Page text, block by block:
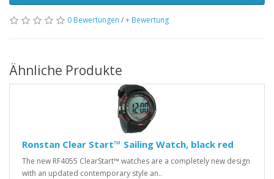
0 Bewertungen /+ Bewertung
Ähnliche Produkte
Ronstan Clear Start™ Sailing Watch, black red
The new RF4055 ClearStart™ watches are a completely new design
with an updated contemporary style an..